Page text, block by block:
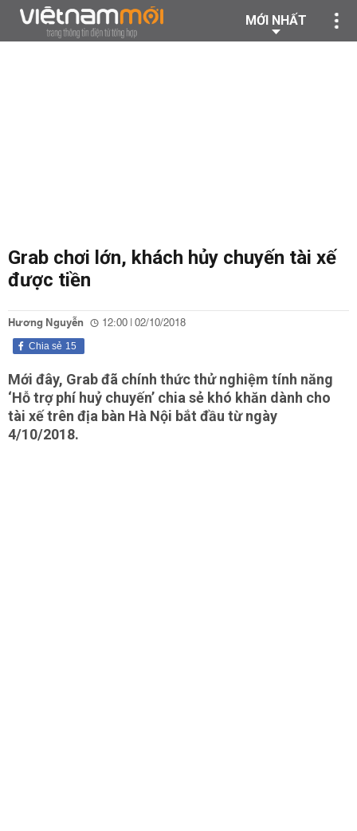
MỚI NHẤT
Grab chơi lớn, khách hủy chuyến tài xế
được tiền
Hương Nguyễn 12:00 | 02/10/2018
15
Chia sẻ
Mới đây, Grab đã chính thức thử nghiệm tính năng
‘Hỗ trợ phí huỷ chuyến’ chia sẻ khó khăn dành cho
tài xế trên địa bàn Hà Nội bắt đầu từ ngày
4/10/2018.